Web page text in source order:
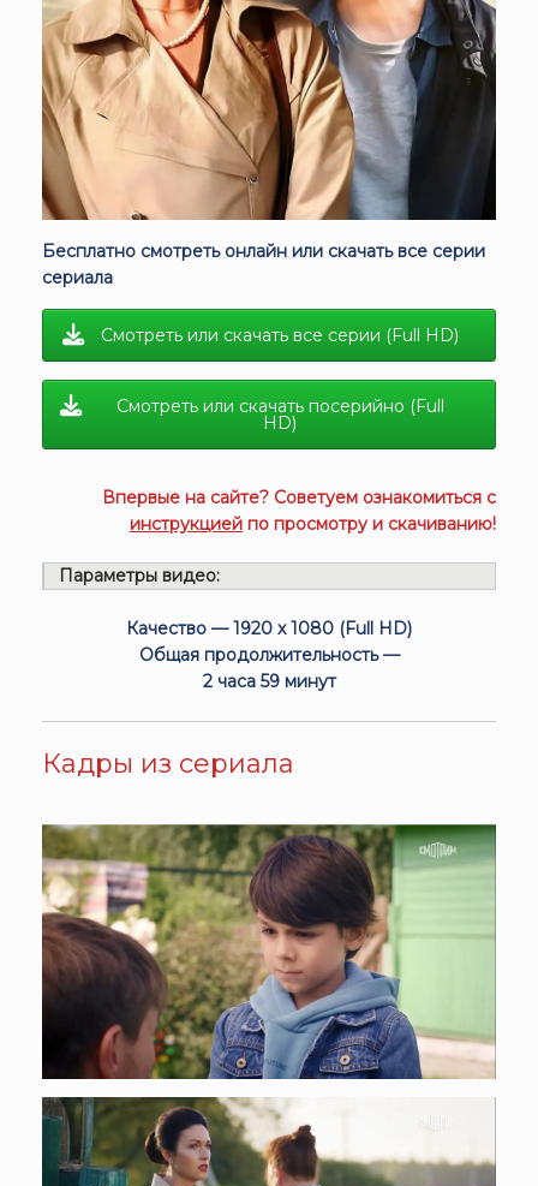
Бесплатно смотреть онлайн или скачать все серии
сериала
Смотреть или скачать все серии (Full HD)
Смотреть или скачать посерийно (Full
HD)
Впервые на сайте? Советуем ознакомиться с
инструкцией по просмотру и скачиванию!
Параметры видео:
Качество — 1920 x 1080 (Full HD)
Общая продолжительность —
2 часа 59 минут
Кадры из сериала